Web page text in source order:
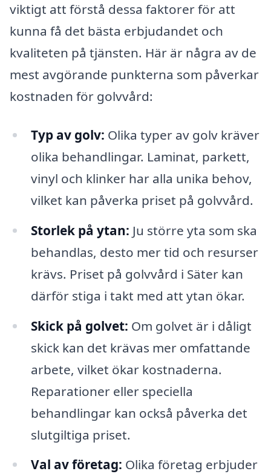
viktigt att förstå dessa faktorer för att
kunna få det bästa erbjudandet och
kvaliteten på tjänsten. Här är några av de
mest avgörande punkterna som påverkar
kostnaden för golvvård:
Typ av golv: Olika typer av golv kräver
olika behandlingar. Laminat, parkett,
vinyl och klinker har alla unika behov,
vilket kan påverka priset på golvvård.
Storlek på ytan: Ju större yta som ska
behandlas, desto mer tid och resurser
krävs. Priset på golvvård i Säter kan
därför stiga i takt med att ytan ökar.
Skick på golvet: Om golvet är i dåligt
skick kan det krävas mer omfattande
arbete, vilket ökar kostnaderna.
Reparationer eller speciella
behandlingar kan också påverka det
slutgiltiga priset.
Val av företag: Olika företag erbjuder